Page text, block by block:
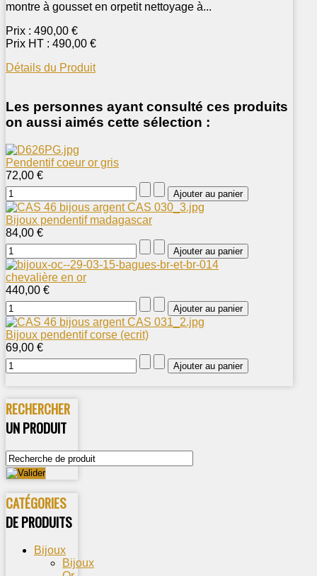
montre à gousset en orpetit nettoyage à...
Prix : 490,00 €
Prix HT : 490,00 €
Détails du Produit
Les personnes ayant consulté ces produits
on aussi aimés cette sélection :
Pendentif coeur or gris
72,00 €
Bijoux pendentif madagascar
84,00 €
chevalière en or
440,00 €
Bijoux pendentif corse (ecrit)
69,00 €
RECHERCHER
UN PRODUIT
CATÉGORIES
DE PRODUITS
Bijoux
Bijoux